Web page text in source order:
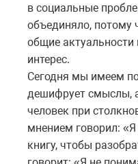
в социальные
объединяло, потому
общие
интерес.
Сегодня мы имеем
дешифрует смыслы,
человек при
мнением говорил:
книгу, чтобы